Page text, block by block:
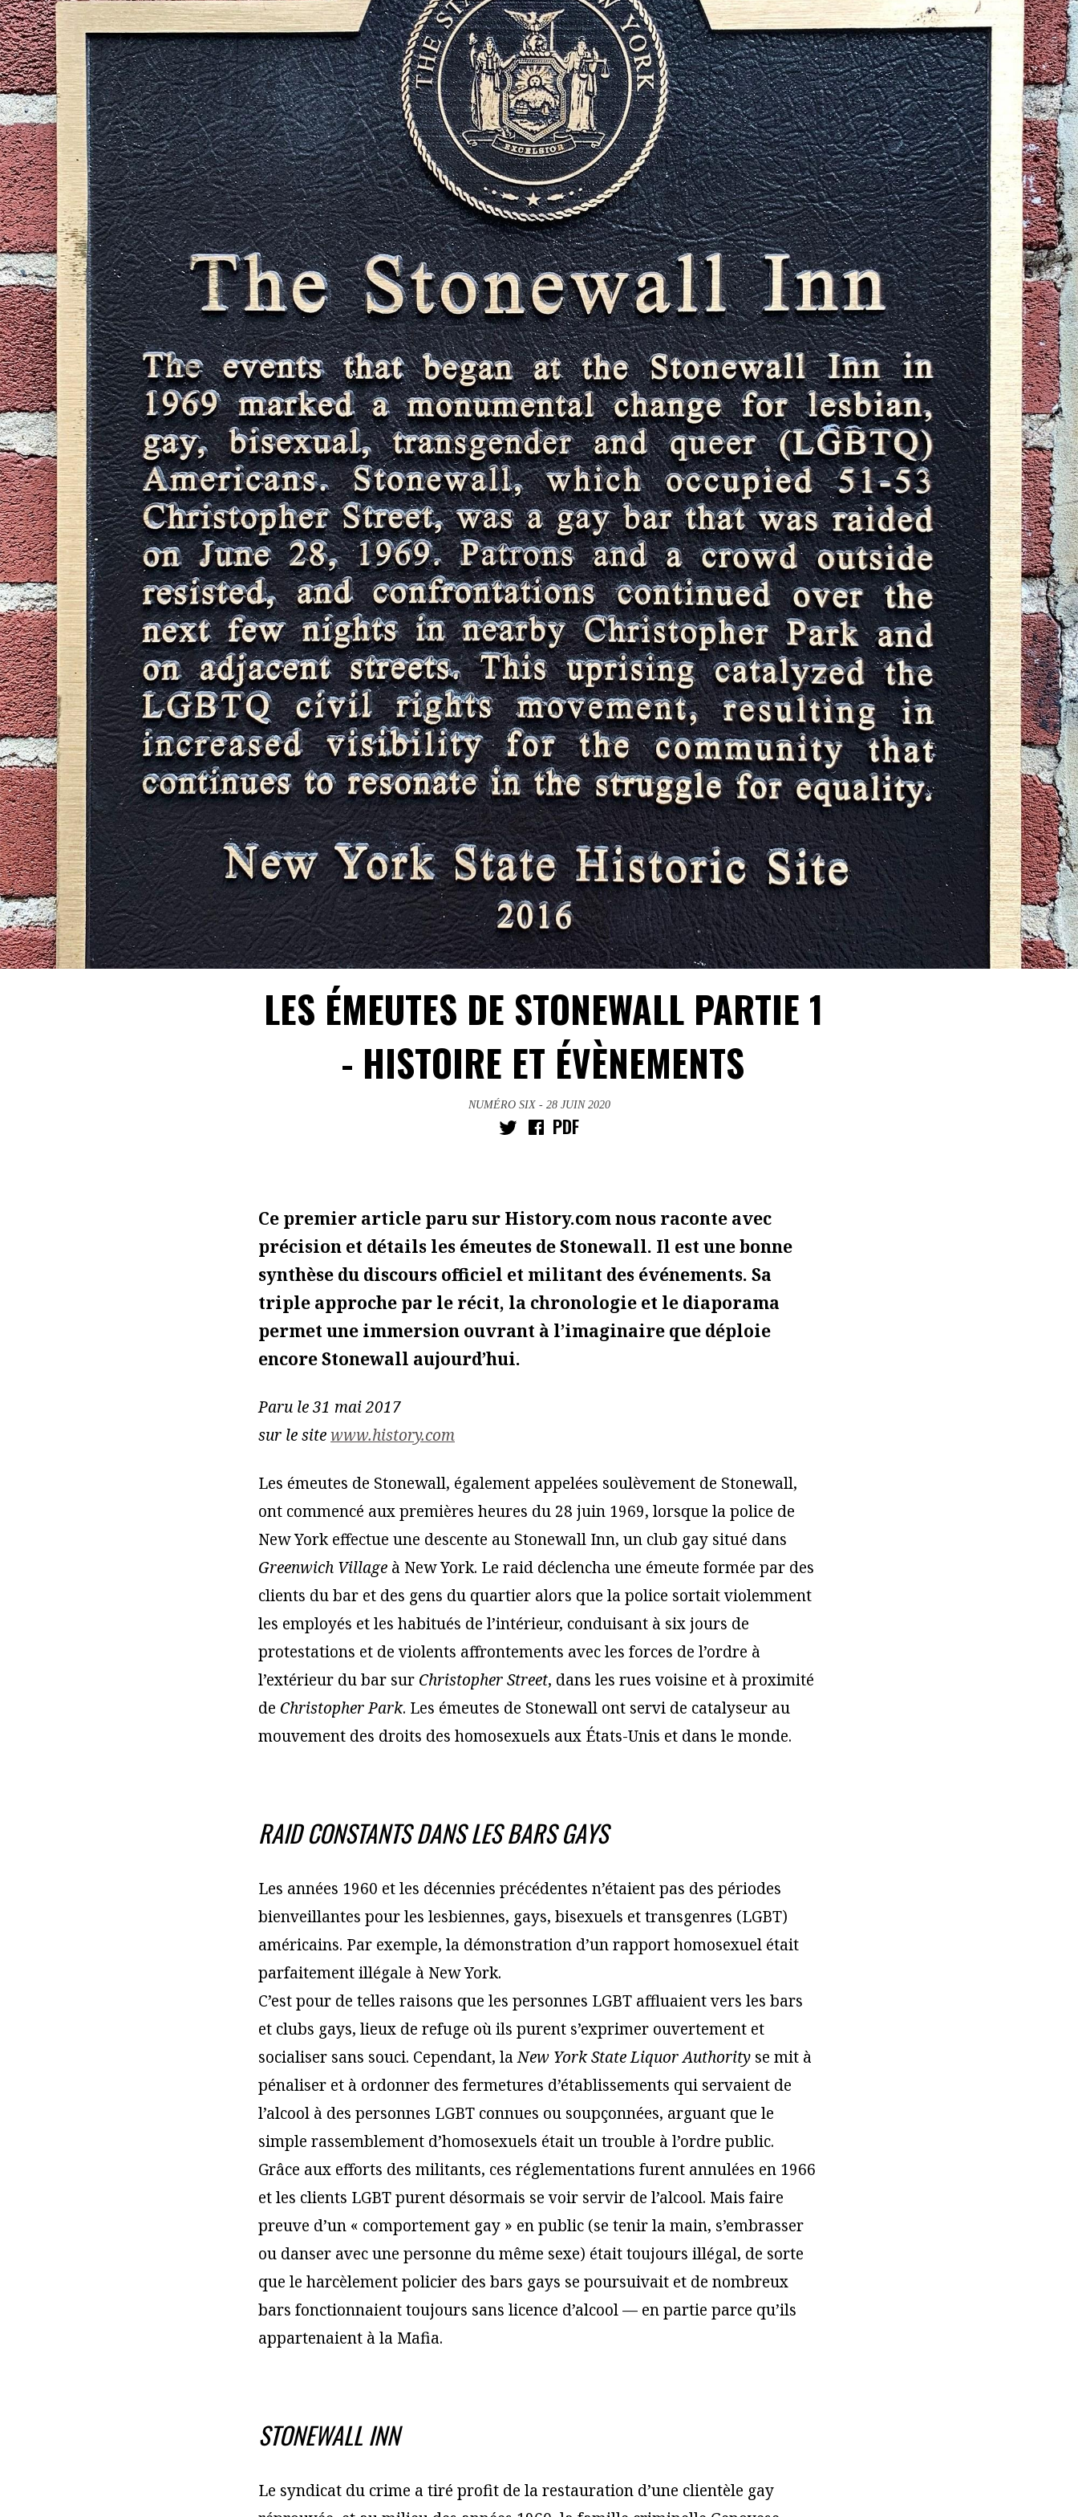
LES ÉMEUTES DE STONEWALL PARTIE 1
- HISTOIRE ET ÉVÈNEMENTS
NUMÉRO SIX - 28 JUIN 2020
PDF
Ce premier article paru sur History.com nous raconte avec
précision et détails les émeutes de Stonewall. Il est une bonne
synthèse du discours officiel et militant des événements. Sa
triple approche par le récit, la chronologie et le diaporama
permet une immersion ouvrant à l’imaginaire que déploie
encore Stonewall aujourd’hui.
Paru le 31 mai 2017
sur le sitewww.history.com
Les émeutes de Stonewall, également appelées soulèvement de Stonewall,
ont commencé aux premières heures du 28 juin 1969, lorsque la police de
New York effectue une descente au Stonewall Inn, un club gay situé dans
Greenwich Village à New York. Le raid déclencha une émeute formée par des
clients du bar et des gens du quartier alors que la police sortait violemment
les employés et les habitués de l’intérieur, conduisant à six jours de
protestations et de violents affrontements avec les forces de l’ordre à
l’extérieur du bar sur Christopher Street, dans les rues voisine et à proximité
de Christopher Park. Les émeutes de Stonewall ont servi de catalyseur au
mouvement des droits des homosexuels aux États-Unis et dans le monde.
RAID CONSTANTS DANS LES BARS GAYS
Les années 1960 et les décennies précédentes n’étaient pas des périodes
bienveillantes pour les lesbiennes, gays, bisexuels et transgenres (LGBT)
américains. Par exemple, la démonstration d’un rapport homosexuel était
parfaitement illégale à New York.
C’est pour de telles raisons que les personnes LGBT affluaient vers les bars
et clubs gays, lieux de refuge où ils purent s’exprimer ouvertement et
socialiser sans souci. Cependant, laNew York State Liquor Authority se mit à
pénaliser et à ordonner des fermetures d’établissements qui servaient de
l’alcool à des personnes LGBT connues ou soupçonnées, arguant que le
simple rassemblement d’homosexuels était un trouble à l’ordre public.
Grâce aux efforts des militants, ces réglementations furent annulées en 1966
et les clients LGBT purent désormais se voir servir de l’alcool. Mais faire
preuve d’un « comportement gay » en public (se tenir la main, s’embrasser
ou danser avec une personne du même sexe) était toujours illégal, de sorte
que le harcèlement policier des bars gays se poursuivait et de nombreux
bars fonctionnaient toujours sans licence d’alcool — en partie parce qu’ils
appartenaient à la Mafia.
STONEWALL INN
Le syndicat du crime a tiré profit de la restauration d’une clientèle gay